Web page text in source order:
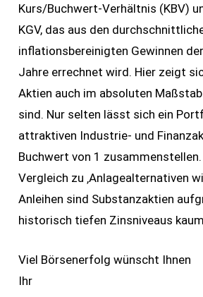
Kurs/Buchwert-Verhältnis (KBV)
KGV, das aus den
inflationsbereinigten Gewinnen
Jahre errechnet wird. Hier zeigt
Aktien auch im absoluten
sind. Nur selten lässt sich ein
attraktiven Industrie- und
Buchwert von 1
Vergleich zu ‚Anlagealternativen
Anleihen sind Substanzaktien
historisch tiefen Zinsniveaus
Viel Börsenerfolg wünscht Ihnen
Ihr